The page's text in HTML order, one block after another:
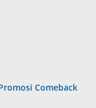
Comeback